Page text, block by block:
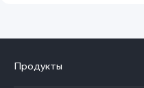
Продукты